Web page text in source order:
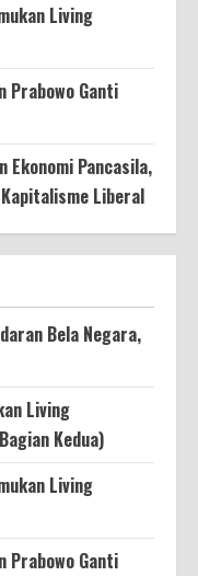
Living
Prabowo Ganti
Ekonomi Pancasila,
Liberal
Bela Negara,
Living
Kedua)
Living
Prabowo Ganti